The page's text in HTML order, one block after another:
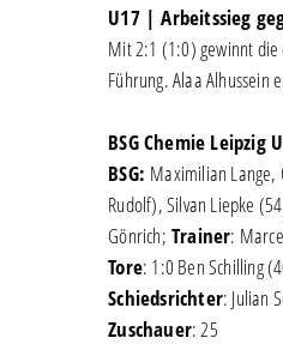
U17 | Arbeitssieg
Mit 2:1 (1:0) gewinnt die
Führung. Alaa
BSG Chemie
BSG: Maximilian Lange,
Rudolf), Silvan Liepke
Gönrich; Trainer:
Tore: 1:0 Ben Schilling
Schiedsrichter: Julian
Zuschauer: 25